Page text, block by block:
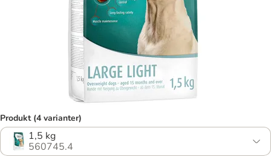
Produkt (4 varianter)
1,5 kg
560745.4